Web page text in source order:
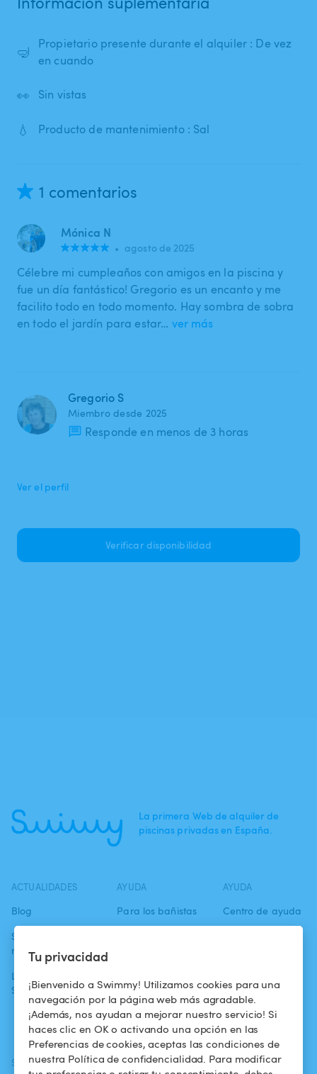
Tu privacidad
¡Bienvenido a Swimmy! Utilizamos cookies para una
navegación por la página web más agradable.
¡Además, nos ayudan a mejorar nuestro servicio! Si
haces clic en OK o activando una opción en las
Preferencias de cookies, aceptas las condiciones de
nuestra Política de confidencialidad. Para modificar
🤿
Propietario presente durante el alquiler : De vez
en cuando
👀 Sin vistas
💧 Producto de mantenimiento : Sal
1 comentarios
Mónica N
• agosto de 2025
Célebre mi cumpleaños con amigos en la piscina y
fue un día fantástico! Gregorio es un encanto y me
facilito todo en todo momento. Hay sombra de sobra
en todo el jardín para estar… ver más
Gregorio S
Miembro desde 2025
Responde en menos de 3 horas
Ver el perfil
Verificar disponibilidad
La primera Web de alquiler de
piscinas privadas en España.
ACTUALIDADES
Blog
Swimmy en los
medios
La aventura
Swimmy
AYUDA
Para los bañistas
piscina
¿Cómo funciona?
AYUDA
Centro de ayuda
confidencialidad
Aviso legal
SÍGUENOS DESCARGAR LA APP